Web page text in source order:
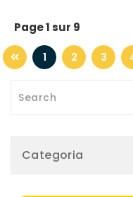
Page 1 sur 9
1 2 3
Categoria